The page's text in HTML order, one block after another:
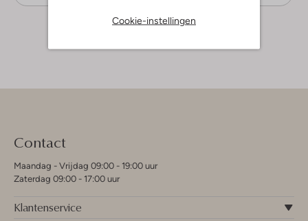
Cookie-instellingen
Contact
Maandag - Vrijdag 09:00 - 19:00 uur
Zaterdag 09:00 - 17:00 uur
Klantenservice